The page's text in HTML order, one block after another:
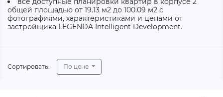
общей площадью от 19.13 м2 до 100.09 м2 с
фотографиями, характеристиками и ценами от
застройщика LEGENDA Intelligent Development.
Сортировать: По цене